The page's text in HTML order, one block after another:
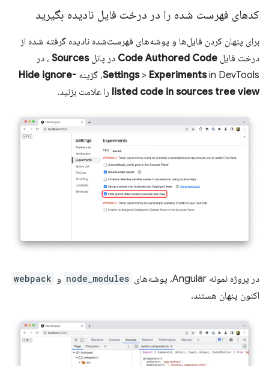
کدهای فهرست شده را در درخت فایل نادیده بگیرید
برای پنهان کردن فایل‌ها و پوشه‌های فهرست‌شده نادیده گرفته شده از
درخت فایل Code Authored Code در پانلSources ، در
Settings> Experimentsin DevTools، گزینه
Hide ignore-
listed code in sources tree view را علامت بزنید.
در پروژه نمونه Angular، پوشه‌های node_modules و webpack
اکنون پنهان هستند.